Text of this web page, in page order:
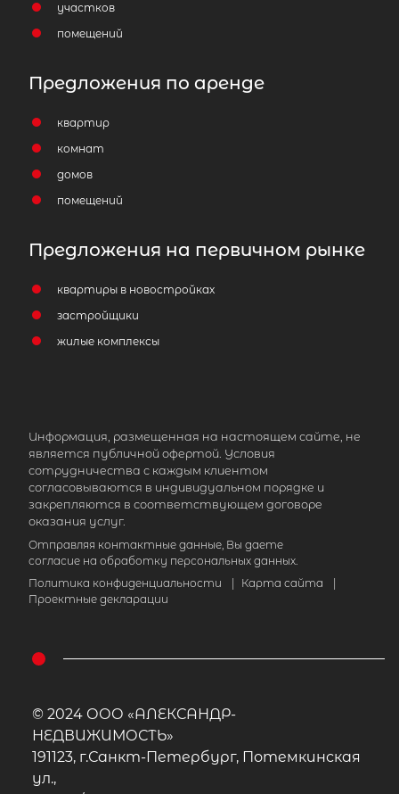
участков
помещений
Предложения по аренде
квартир
комнат
домов
помещений
Предложения на первичном рынке
квартиры в новостройках
застройщики
жилые комплексы
Информация, размещенная на настоящем сайте, не
является публичной офертой. Условия
сотрудничества с каждым клиентом
согласовываются в индивидуальном порядке и
закрепляются в соответствующем договоре
оказания услуг.
Отправляя контактные данные, Вы даете
согласие на обработку персональных данных.
Политика конфиденциальности
Карта сайта
Проектные декларации
© 2024 ООО «АЛЕКСАНДР-
НЕДВИЖИМОСТЬ»
191123, г.Санкт-Петербург, Потемкинская
ул.,